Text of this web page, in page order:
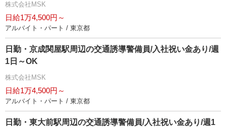
株式会社MSK
日給1万4,500円～
アルバイト・パート / 東京都
日勤・京成関屋駅周辺の交通誘導警備員/入社祝い金あり/週
1日～OK
株式会社MSK
日給1万4,500円～
アルバイト・パート / 東京都
日勤・東大前駅周辺の交通誘導警備員/入社祝い金あり/週1